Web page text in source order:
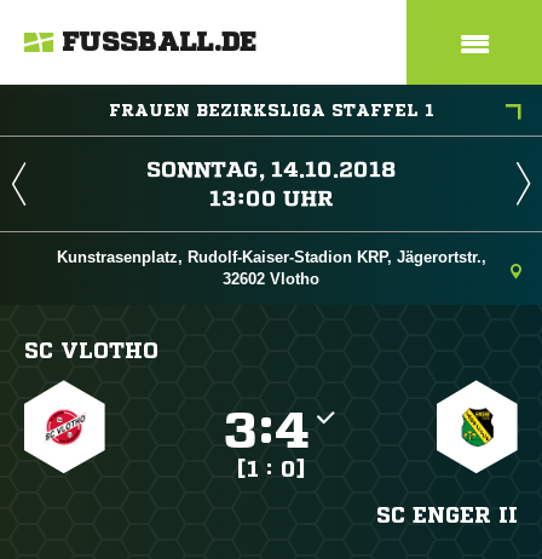
FUSSBALL.DE
FRAUEN BEZIRKSLIGA STAFFEL 1
 
 
Kunstrasenplatz, Rudolf-Kaiser-Stadion KRP, Jägerortstr.,
32602 Vlotho
SC VLOTHO
:
[1 : 0]
SC ENGER II